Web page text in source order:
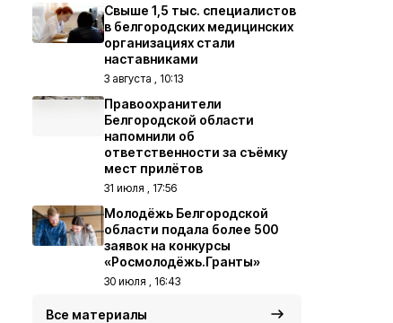
Свыше 1,5 тыс. специалистов
в белгородских медицинских
организациях стали
наставниками
3 августа , 10:13
Правоохранители
Белгородской области
напомнили об
ответственности за съёмку
мест прилётов
31 июля , 17:56
Молодёжь Белгородской
области подала более 500
заявок на конкурсы
«Росмолодёжь.Гранты»
30 июля , 16:43
Все материалы